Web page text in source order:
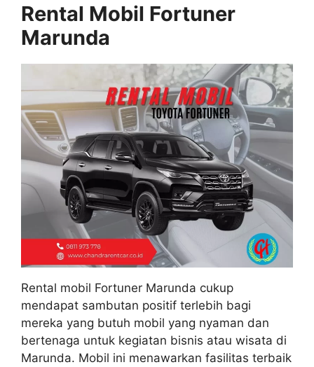
Rental Mobil Fortuner
Marunda
Rental mobil Fortuner Marunda cukup
mendapat sambutan positif terlebih bagi
mereka yang butuh mobil yang nyaman dan
bertenaga untuk kegiatan bisnis atau wisata di
Marunda. Mobil ini menawarkan fasilitas terbaik